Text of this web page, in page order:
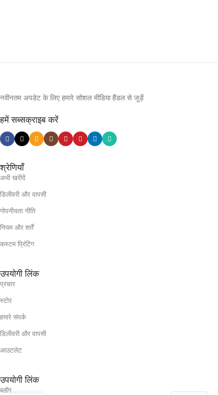
नवीनतम अपडेट के लिए हमारे सोशल मीडिया हैंडल से जुड़ें
हमें सब्सक्राइब करें
श्रेणियाँ
अभी खरीदें
डिलीवरी और वापसी
गोपनीयता नीति
नियम और शर्तें
कस्टम प्रिंटिंग
उपयोगी लिंक
प्रचार
स्टोर
हमारे संपर्क
डिलीवरी और वापसी
आउटलेट
उपयोगी लिंक
ब्लॉग